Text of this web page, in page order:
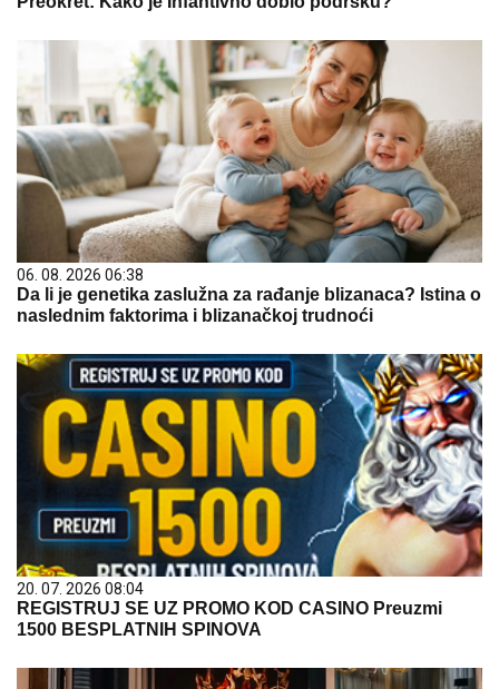
06. 08. 2026 06:38
Da li je genetika zaslužna za rađanje blizanaca? Istina o
naslednim faktorima i blizanačkoj trudnoći
20. 07. 2026 08:04
REGISTRUJ SE UZ PROMO KOD CASINO Preuzmi
1500 BESPLATNIH SPINOVA